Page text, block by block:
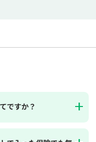
ですか？